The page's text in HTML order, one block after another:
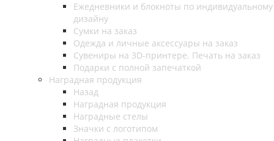
Ежедневники и блокноты по индивидуальному
дизайну
Сумки на заказ
Одежда и личные аксессуары на заказ
Сувениры на 3D-принтере. Печать на заказ
Подарки с полной запечаткой
Наградная продукция
Назад
Наградная продукция
Наградные стелы
Значки с логотипом